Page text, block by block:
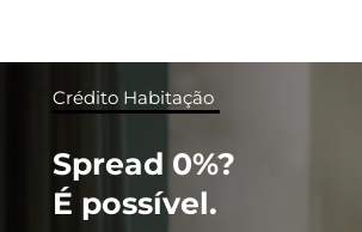
Crédito Habitação
Spread 0%?
É possível.